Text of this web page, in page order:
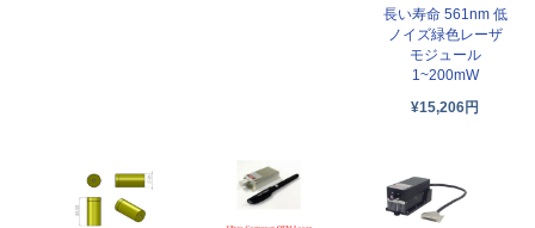
長い寿命 561nm 低
ノイズ緑色レーザ
モジュール
1~200mW
¥15,206円